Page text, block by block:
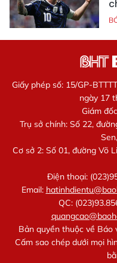
Giấy phép số: 15/GP-
ngày 17
Giám
Trụ sở chính: Số 22,
Cơ sở 2: Số 01, đường Võ
Điện thoại:
Email:
QC:
Bản quyền thuộc về Báo
Cấm sao chép dưới mọi